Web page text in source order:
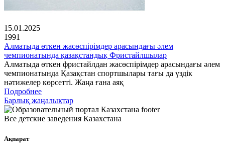
15.01.2025
1991
Алматыда өткен жасөспірімдер арасындағы әлем
чемпионатында қазақстандық Фристайлшылар
Алматыда өткен фристайлдан жасөспірімдер арасындағы әлем
чемпионатында Қазақстан спортшылары тағы да үздік
нәтижелер көрсетті. Жаңа ғана аяқ
Подробнее
Барлық жаңалықтар
Все детские заведения Казахстана
Ақпарат